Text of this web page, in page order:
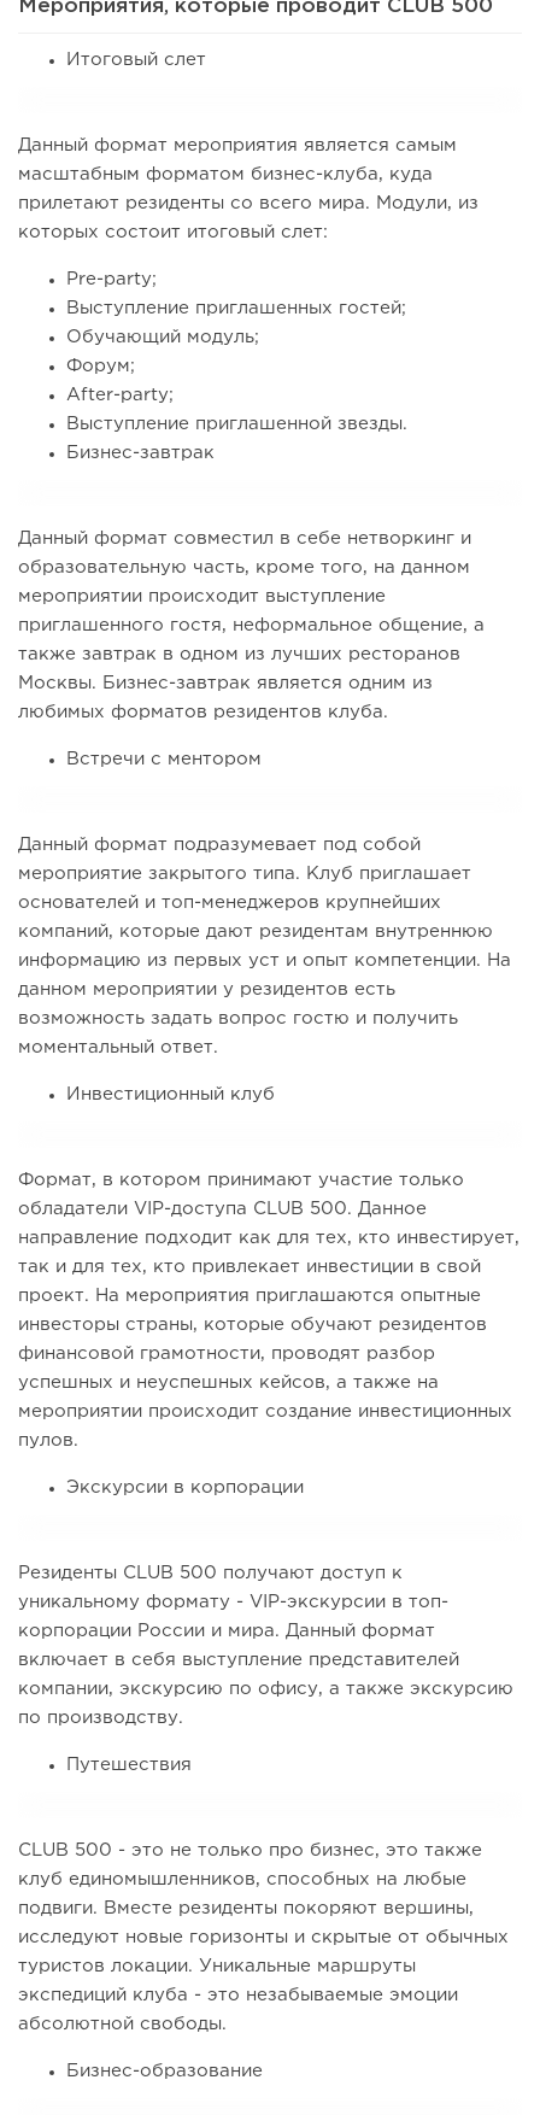
Мероприятия, которые проводит CLUB 500
Итоговый слет
Данный формат мероприятия является самым
масштабным форматом бизнес-клуба, куда
прилетают резиденты со всего мира. Модули, из
которых состоит итоговый слет:
Pre-party;
Выступление приглашенных гостей;
Обучающий модуль;
Форум;
After-party;
Выступление приглашенной звезды.
Бизнес-завтрак
Данный формат совместил в себе нетворкинг и
образовательную часть, кроме того, на данном
мероприятии происходит выступление
приглашенного гостя, неформальное общение, а
также завтрак в одном из лучших ресторанов
Москвы. Бизнес-завтрак является одним из
любимых форматов резидентов клуба.
Встречи с ментором
Данный формат подразумевает под собой
мероприятие закрытого типа. Клуб приглашает
основателей и топ-менеджеров крупнейших
компаний, которые дают резидентам внутреннюю
информацию из первых уст и опыт компетенции. На
данном мероприятии у резидентов есть
возможность задать вопрос гостю и получить
моментальный ответ.
Инвестиционный клуб
Формат, в котором принимают участие только
обладатели VIP-доступа CLUB 500. Данное
направление подходит как для тех, кто инвестирует,
так и для тех, кто привлекает инвестиции в свой
проект. На мероприятия приглашаются опытные
инвесторы страны, которые обучают резидентов
финансовой грамотности, проводят разбор
успешных и неуспешных кейсов, а также на
мероприятии происходит создание инвестиционных
пулов.
Экскурсии в корпорации
Резиденты CLUB 500 получают доступ к
уникальному формату - VIP-экскурсии в топ-
корпорации России и мира. Данный формат
включает в себя выступление представителей
компании, экскурсию по офису, а также экскурсию
по производству.
Путешествия
CLUB 500 - это не только про бизнес, это также
клуб единомышленников, способных на любые
подвиги. Вместе резиденты покоряют вершины,
исследуют новые горизонты и скрытые от обычных
туристов локации. Уникальные маршруты
экспедиций клуба - это незабываемые эмоции
абсолютной свободы.
Бизнес-образование